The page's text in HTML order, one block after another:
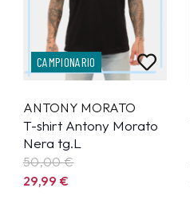
CAMPIONARIO
ANTONY MORATO
T-shirt Antony Morato
Nera tg.L
50,00 €
29,99€